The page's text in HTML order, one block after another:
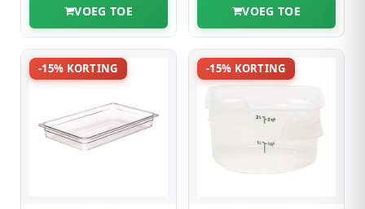
VOEG TOE VOEG TOE
-15% KORTING -15% KORTING